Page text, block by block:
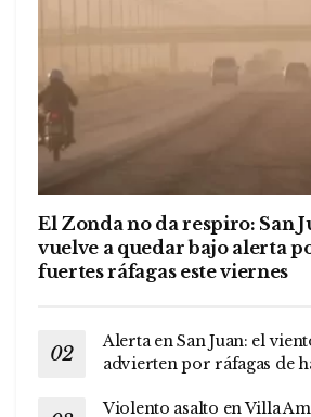
El Zonda no da respiro: San
vuelve a quedar bajo alerta
fuertes ráfagas este viernes
Alerta en San Juan: el
advierten por ráfagas de
Violento asalto en Villa